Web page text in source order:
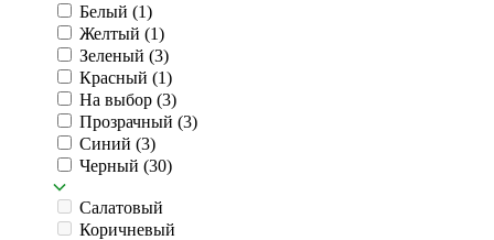
Белый (1)
Желтый (1)
Зеленый (3)
Красный (1)
На выбор (3)
Прозрачный (3)
Синий (3)
Черный (30)
Салатовый
Коричневый